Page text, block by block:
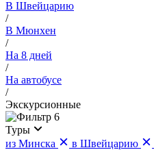
В Швейцарию
/
В Мюнхен
/
На 8 дней
/
На автобусе
/
Экскурсионные
6
Туры
из Минска
в Швейцарию